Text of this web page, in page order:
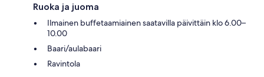
Ruoka ja juoma
Ilmainen buffetaamiainen saatavilla päivittäin klo 6.00–
10.00
Baari/aulabaari
Ravintola